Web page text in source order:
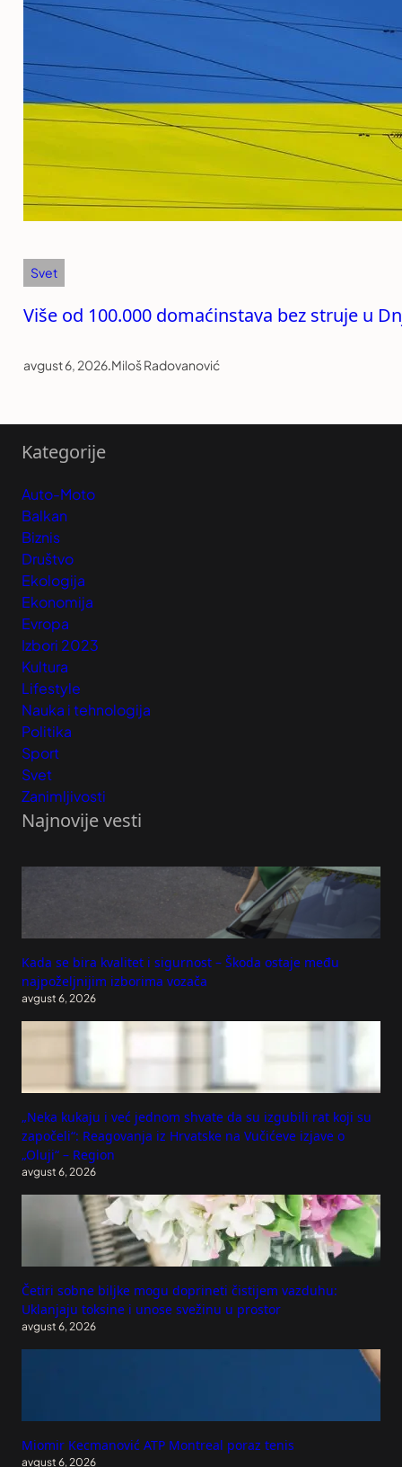
Svet
Više od 100.000 domaćinstava bez struje u
avgust 6, 2026.Miloš Radovanović
Kategorije
Auto-Moto
Balkan
Biznis
Društvo
Ekologija
Ekonomija
Evropa
Izbori 2023
Kultura
Lifestyle
Nauka i tehnologija
Politika
Sport
Svet
Zanimljivosti
Najnovije vesti
Kada se bira kvalitet i sigurnost – Škoda ostaje među
najpoželjnijim izborima vozača
avgust 6, 2026
„Neka kukaju i već jednom shvate da su izgubili rat koji su
započeli“: Reagovanja iz Hrvatske na Vučićeve izjave o
„Oluji“ – Region
avgust 6, 2026
Četiri sobne biljke mogu doprineti čistijem vazduhu:
Uklanjaju toksine i unose svežinu u prostor
avgust 6, 2026
Miomir Kecmanović ATP Montreal poraz tenis
avgust 6, 2026